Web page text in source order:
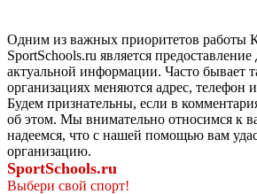
Одним из важных приоритетов работы
SportSchools.ru является
актуальной информации. Часто бывает
организациях меняются адрес, телефон
Будем признательны, если в
об этом. Мы внимательно относимся к
надеемся, что с нашей помощью вам
организацию.
SportSchools.ru
Выбери свой спорт!